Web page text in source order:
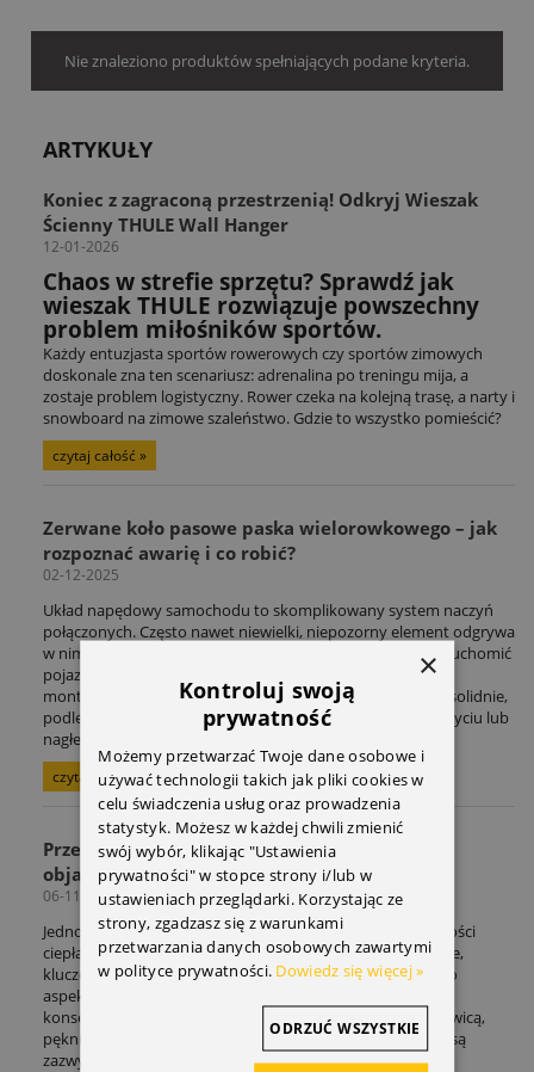
Nie znaleziono produktów spełniających podane kryteria.
ARTYKUŁY
Koniec z zagraconą przestrzenią! Odkryj Wieszak
Ścienny THULE Wall Hanger
12-01-2026
Chaos w strefie sprzętu? Sprawdź jak
wieszak THULE rozwiązuje powszechny
problem miłośników sportów.
Każdy entuzjasta sportów rowerowych czy sportów zimowych
doskonale zna ten scenariusz: adrenalina po treningu mija, a
zostaje problem logistyczny. Rower czeka na kolejną trasę, a narty i
snowboard na zimowe szaleństwo. Gdzie to wszystko pomieścić?
czytaj całość »
Zerwane koło pasowe paska wielorowkowego – jak
rozpoznać awarię i co robić?
02-12-2025
Układ napędowy samochodu to skomplikowany system naczyń
połączonych. Często nawet niewielki, niepozorny element odgrywa
w nim kluczową rolę, a jego usterka może całkowicie unieruchomić
pojazd. Jednym z takich podzespołów jest
koło pasowe,
montowane zazwyczaj na wale korbowym. Choć wygląda solidnie,
podlega ogromnym obciążeniom i z czasem może ulec zużyciu lub
nagłemu zerwaniu.
czytaj całość »
Przegrzanie silnika – jak zapobiegać i jakie są
objawy? Poradnik
06-11-2025
Jednostka napędowa podczas pracy wytwarza ogromne ilości
ciepła. Aby silnik mógł funkcjonować prawidłowo i wydajnie,
kluczowe jest jego efektywne chłodzenie. Zaniedbanie tego
aspektu prowadzi do przegrzania, co grozi poważnymi
konsekwencjami, takimi jak uszkodzenie uszczelki pod głowicą,
pęknięcie głowicy czy zatarcie tłoków. Tego typu naprawy są
zazwyczaj bardzo kosztowne.
×
Kontroluj swoją
prywatność
Możemy przetwarzać Twoje dane osobowe i
używać technologii takich jak pliki cookies w
celu świadczenia usług oraz prowadzenia
statystyk. Możesz w każdej chwili zmienić
swój wybór, klikając "Ustawienia
prywatności" w stopce strony i/lub w
ustawieniach przeglądarki. Korzystając ze
strony, zgadzasz się z warunkami
przetwarzania danych osobowych zawartymi
w polityce prywatności. Dowiedz się więcej »
ODRZUĆ WSZYSTKIE